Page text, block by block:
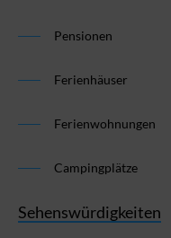
Pensionen
Ferienhäuser
Ferienwohnungen
Campingplätze
Sehenswürdigkeiten